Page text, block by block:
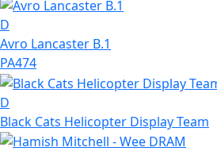
D
Avro Lancaster B.1
PA474
D
Black Cats Helicopter Display Team